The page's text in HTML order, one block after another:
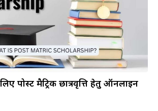
पोस्ट मैट्रिक छात्रवृत्ति हेतु ऑनलाइन